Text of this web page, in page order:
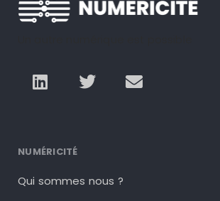
NUMÉRICITÉ
Qui sommes nous ?